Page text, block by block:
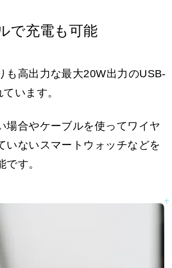
で充電も可能
も高出力な最大20W出力のUSB-
います。
場合やケーブルを使ってワイヤ
いないスマートウォッチなどを
す。